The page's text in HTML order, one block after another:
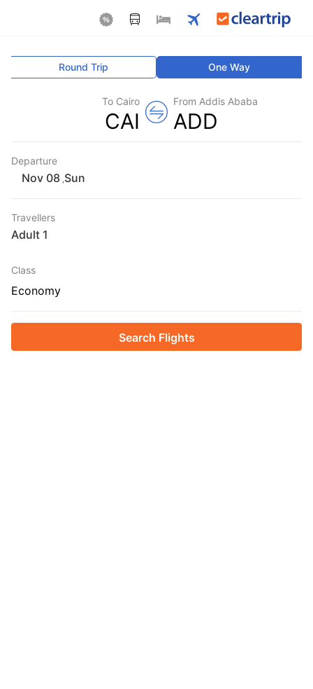
One Way
Round Trip
From Addis Ababa
ADD
To Cairo
CAI
Departure
Sun
Travellers
1 Adult
Class
Economy